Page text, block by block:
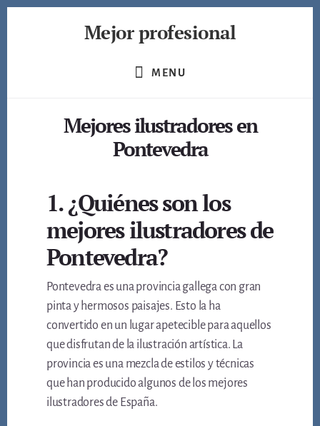
Mejor profesional
profesionales
MENU
Mejores ilustradores en
Pontevedra
1. ¿Quiénes son los
mejores ilustradores de
Pontevedra?
Pontevedra es una provincia gallega con gran
pinta y hermosos paisajes. Esto la ha
convertido en un lugar apetecible para aquellos
que disfrutan de la ilustración artística. La
provincia es una mezcla de estilos y técnicas
que han producido algunos de los mejores
ilustradores de España.